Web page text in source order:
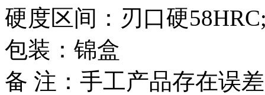
硬度区间：刃口硬
包装：锦盒
备 注：手工产品存在误